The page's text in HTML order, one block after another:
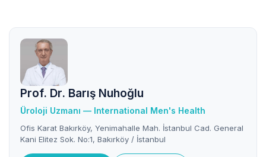
Prof. Dr. Barış Nuhoğlu
Üroloji Uzmanı — International Men's Health
Ofis Karat Bakırköy, Yenimahalle Mah. İstanbul Cad. General
Kani Elitez Sok. No:1, Bakırköy / İstanbul